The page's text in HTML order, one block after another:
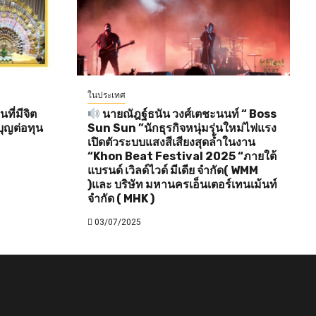
ที่มีจิต
ญต่อทุน
ในประเทศ
นายณัฎฐ์ธนัน วงศ์เตชะนนท์ “ Boss
Sun Sun ”นักธุรกิจหนุ่มรุ่นใหม่ไฟแรง
เปิดตัวระบบแสงสีเสียงสุดล้ำในงาน
“Khon Beat Festival 2025 “ภายใต้
แบรนด์ เวิลด์ไวด์ มีเดีย จำกัด( WMM
)และ บริษัท มหานครเอ็นเตอร์เทนเม้นท์
จำกัด ( MHK )
03/07/2025